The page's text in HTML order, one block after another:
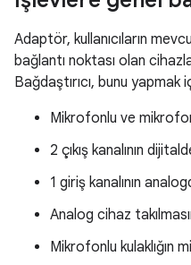
Adaptör, kullanıcıların
bağlantı noktası olan
Bağdaştırıcı, bunu yapmak
Mikrofonlu ve
2 çıkış kanalının
1 giriş kanalının
Analog cihaz
Mikrofonlu kulaklığın